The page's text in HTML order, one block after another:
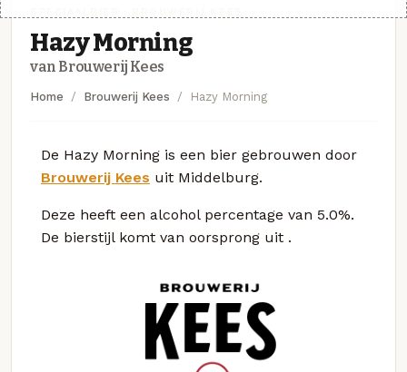
Hazy Morning
van Brouwerij Kees
Home Brouwerij Kees Hazy Morning
De Hazy Morning is een bier gebrouwen door
Brouwerij Kees uit Middelburg.
Deze heeft een alcohol percentage van 5.0%.
De bierstijl komt van oorsprong uit .